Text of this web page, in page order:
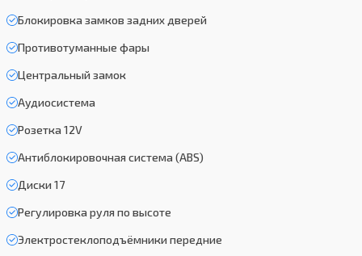
Блокировка замков задних дверей
Противотуманные фары
Центральный замок
Аудиосистема
Розетка 12V
Антиблокировочная система (ABS)
Диски 17
Регулировка руля по высоте
Электростеклоподъёмники передние